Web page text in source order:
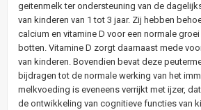
geitenmelk ter ondersteuning van de
van kinderen van 1 tot 3 jaar. Zij hebben
calcium en vitamine D voor een normale
botten. Vitamine D zorgt daarnaast mede
van kinderen. Bovendien bevat deze
bijdragen tot de normale werking van het
melkvoeding is eveneens verrijkt met ijzer,
de ontwikkeling van cognitieve functies van